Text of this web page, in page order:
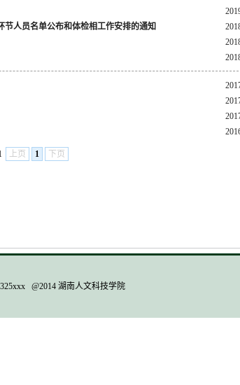
人员名单公布和体检相工作安排的通知
上页 1 下页
@2014 湖南人文科技学院